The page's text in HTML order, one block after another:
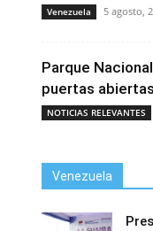
Venezuela 5 agosto,
Parque
puertas abiertas
NOTICIAS RELEVANTES
Venezuela